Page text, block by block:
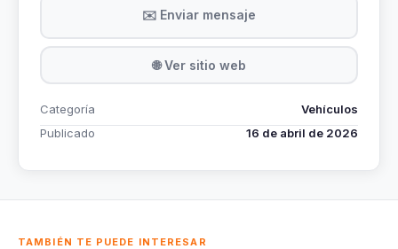
✉️ Enviar mensaje
🌐 Ver sitio web
Categoría
Vehículos
Publicado
16 de abril de 2026
TAMBIÉN TE PUEDE INTERESAR